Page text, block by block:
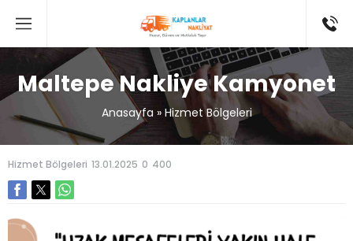
Maltepe Nakliye Kamyonet
Anasayfa » Hizmet Bölgeleri
Hizmet Bölgeleri 13.01.2025 0 400